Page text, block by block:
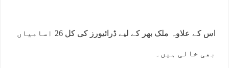
اس کے علاوہ ملک بھر کے لیے ڈرائیورز کی کل 26 اسامیاں
بھی خالی ہیں۔